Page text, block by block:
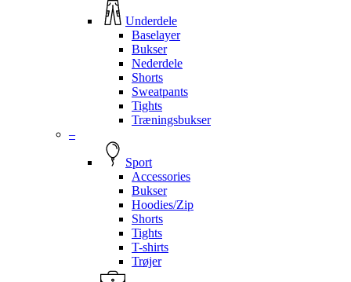
Underdele
Baselayer
Bukser
Nederdele
Shorts
Sweatpants
Tights
Træningsbukser
–
Sport
Accessories
Bukser
Hoodies/Zip
Shorts
Tights
T-shirts
Trøjer